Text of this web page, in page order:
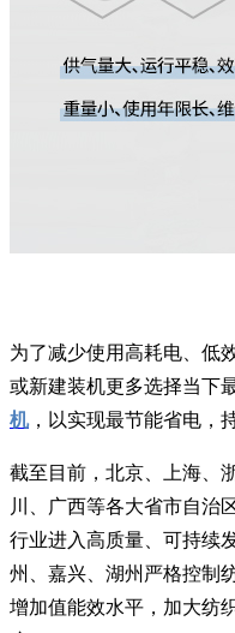
为了减少使用高耗电、低
或新建装机更多选择当下
机，以实现最节能省电，
截至目前，北京、上海、
川、广西等各大省市自治
行业进入高质量、可持续
州、嘉兴、湖州严格控制
增加值能效水平，加大纺